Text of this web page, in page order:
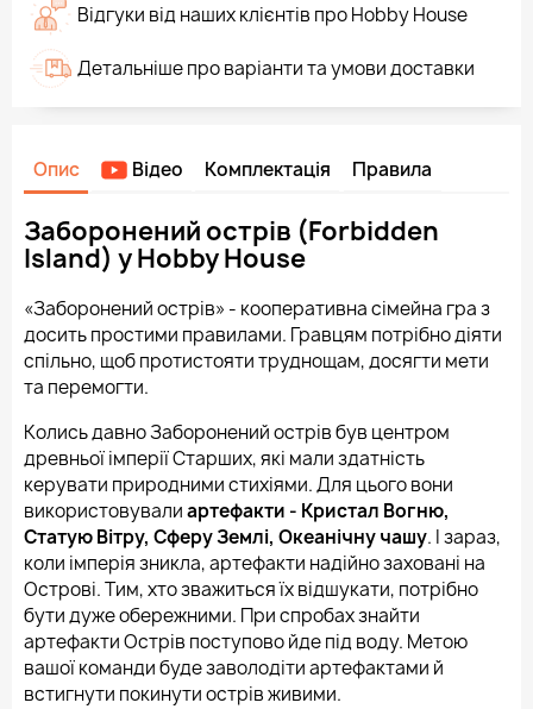
Відгуки від наших клієнтів про Hobby House
Детальніше про варіанти та умови доставки
Опис Відео Комплектація Правила
Заборонений острів (Forbidden
Island) у Hobby House
«Заборонений острів» - кооперативна сімейна гра з
досить простими правилами. Гравцям потрібно діяти
спільно, щоб протистояти труднощам, досягти мети
та перемогти.
Колись давно Заборонений острів був центром
древньої імперії Старших, які мали здатність
керувати природними стихіями. Для цього вони
використовувалиартефакти - Кристал Вогню,
Статую Вітру, Сферу Землі, Океанічну чашу. І зараз,
коли імперія зникла, артефакти надійно заховані на
Острові. Тим, хто зважиться їх відшукати, потрібно
бути дуже обережними. При спробах знайти
артефакти Острів поступово йде під воду. Метою
вашої команди буде заволодіти артефактами й
встигнути покинути острів живими.